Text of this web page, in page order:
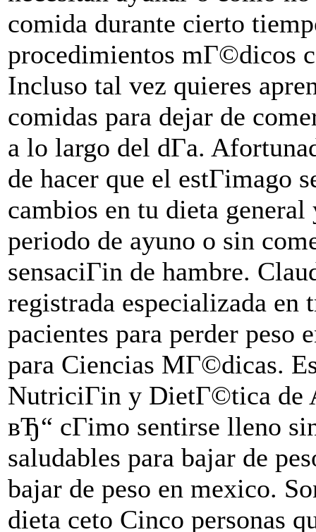
comida durante cierto
procedimientos mГ©dicos
Incluso tal vez quieres
comidas para dejar de
a lo largo del dГ­a.
de hacer que el estГіmago
cambios en tu dieta
periodo de ayuno o sin
sensaciГіn de hambre.
registrada especializada en
pacientes para perder peso
para Ciencias MГ©dicas.
NutriciГіn y DietГ©tica de
вЂ“ cГіmo sentirse lleno
saludables para bajar de
bajar de peso en mexico.
dieta ceto Cinco personas